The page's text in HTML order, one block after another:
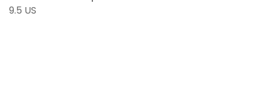
9.5 US